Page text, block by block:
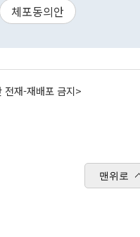
체포동의안
재-재배포 금지>
맨위로